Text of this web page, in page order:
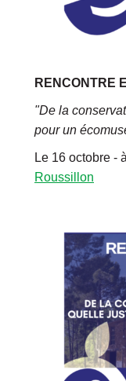
RENCONTRE
"De la
pour un
Le 16 octobre - à
Roussillon